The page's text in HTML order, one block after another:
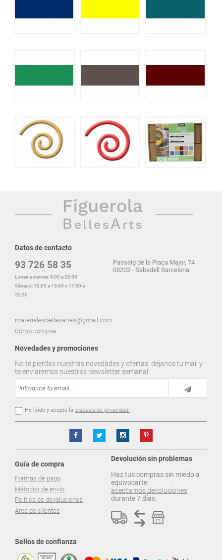
Datos de contacto
93 726 58 35
Lunes a viernes: 9:00 a 20:30
Sábado: 10:00 a 13:45 y 17:00 a
20:30
materialesbellasartes@gmail.com
Cómo comprar
Passeig de la Plaça Major, 74
08202 - Sabadell Barcelona
Novedades y promociones
No te pierdas nuestras novedades y ofertas, déjanos tu mail y
te enviaremos nuestras newsletter semanal.
He leído y acepto la cláusula de privacidad.
Guía de compra
Formas de pago
Métodos de envío
Política de devoluciones
Area de clientes
Devolución sin problemas
Haz tus compras sin miedo a
equivocarte:
aceptamos devoluciones
durante 7 días.
Sellos de confianza